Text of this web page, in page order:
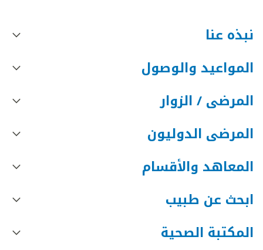
نبذه عنا
المواعيد والوصول
المرضى / الزوار
المرضى الدوليون
المعاهد والأقسام
ابحث عن طبيب
المكتبة الصحية